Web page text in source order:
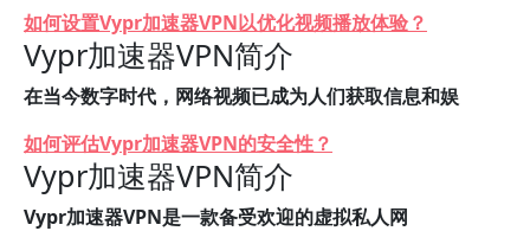
如何设置Vypr加速器VPN以优化视频播放体验？
Vypr加速器VPN简介
在当今数字时代，网络视频已成为人们获取信息和娱
如何评估Vypr加速器VPN的安全性？
Vypr加速器VPN简介
Vypr加速器VPN是一款备受欢迎的虚拟私人网